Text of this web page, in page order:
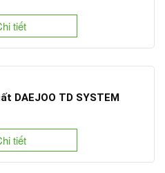
tiết
DAEJOO TD SYSTEM
tiết